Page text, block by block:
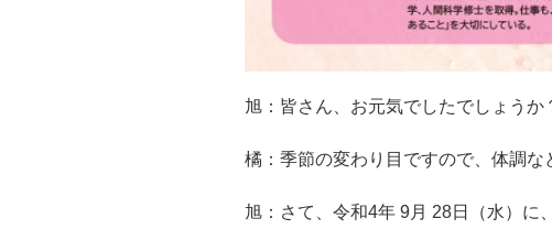
旭：皆さん、お元気でしたでしょうか
橘：季節の変わり目ですので、体調な
旭：さて、令和4年 9月 28日（水）に